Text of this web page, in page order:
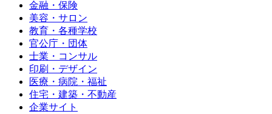
金融・保険
美容・サロン
教育・各種学校
官公庁・団体
士業・コンサル
印刷・デザイン
医療・病院・福祉
住宅・建築・不動産
企業サイト